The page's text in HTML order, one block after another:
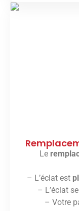
Le
– L’éclat est
– L’éclat
– Votre